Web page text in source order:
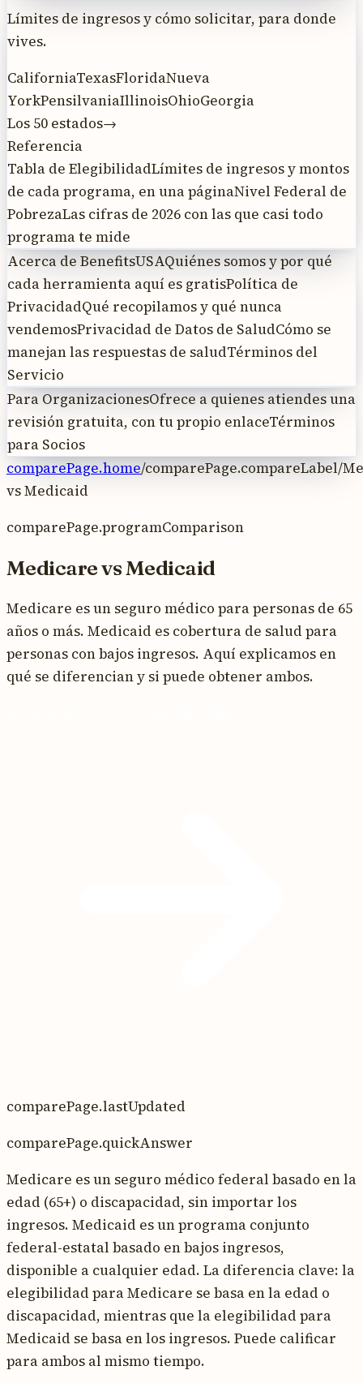
Límites de ingresos y cómo solicitar, para donde
vives.
CaliforniaTexasFloridaNueva
YorkPensilvaniaIllinoisOhioGeorgia
Los 50 estados→
Referencia
Tabla de ElegibilidadLímites de ingresos y montos
de cada programa, en una páginaNivel Federal de
PobrezaLas cifras de 2026 con las que casi todo
programa te mide
Acerca de BenefitsUSAQuiénes somos y por qué
cada herramienta aquí es gratisPolítica de
PrivacidadQué recopilamos y qué nunca
vendemosPrivacidad de Datos de SaludCómo se
manejan las respuestas de saludTérminos del
Servicio
Para OrganizacionesOfrece a quienes atiendes una
revisión gratuita, con tu propio enlaceTérminos
para Socios
comparePage.home/comparePage.compareLabel/
vsMedicaid
comparePage.programComparison
MedicarevsMedicaid
Medicare es un seguro médico para personas de 65
años o más. Medicaid es cobertura de salud para
personas con bajos ingresos. Aquí explicamos en
qué se diferencian y si puede obtener ambos.
comparePage.lastUpdated
comparePage.quickAnswer
Medicare es un seguro médico federal basado en la
edad (65+) o discapacidad, sin importar los
ingresos. Medicaid es un programa conjunto
federal-estatal basado en bajos ingresos,
disponible a cualquier edad. La diferencia clave: la
elegibilidad para Medicare se basa en la edad o
discapacidad, mientras que la elegibilidad para
Medicaid se basa en los ingresos. Puede calificar
para ambos al mismo tiempo.